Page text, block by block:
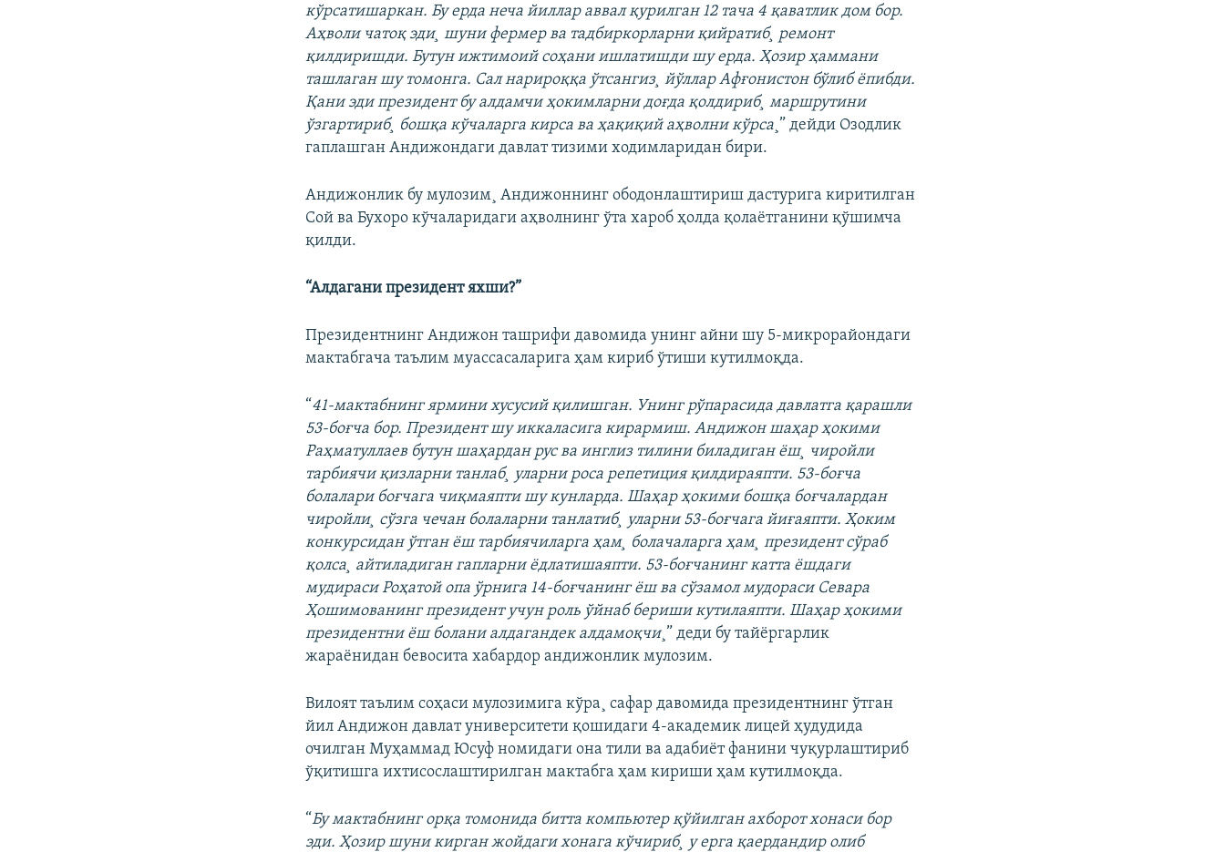
кўрсатишаркан. Бу ерда неча йиллар аввал қурилган 12 тача 4 қаватлик дом бор.
Аҳволи чатоқ эди¸ шуни фермер ва тадбиркорларни қийратиб¸ ремонт
қилдиришди. Бутун ижтимоий соҳани ишлатишди шу ерда. Ҳозир ҳаммани
ташлаган шу томонга. Сал нарироққа ўтсангиз¸ йўллар Афғонистон бўлиб ëпибди.
Қани эди президент бу алдамчи ҳокимларни доғда қолдириб¸ маршрутини
ўзгартириб¸ бошқа кўчаларга кирса ва ҳақиқий аҳволни кўрса¸” дейди Озодлик
гаплашган Андижондаги давлат тизими ходимларидан бири.
Андижонлик бу мулозим¸ Андижоннинг ободонлаштириш дастурига киритилган
Сой ва Бухоро кўчаларидаги аҳволнинг ўта хароб ҳолда қолаëтганини қўшимча
қилди.
“Алдагани президент яхши?”
Президентнинг Андижон ташрифи давомида унинг айни шу 5-микрорайондаги
мактабгача таълим муассасаларига ҳам кириб ўтиши кутилмоқда.
“41-мактабнинг ярмини хусусий қилишган. Унинг рўпарасида давлатга қарашли
53-боғча бор. Президент шу иккаласига кирармиш. Андижон шаҳар ҳокими
Раҳматуллаев бутун шаҳардан рус ва инглиз тилини биладиган ëш¸ чиройли
тарбиячи қизларни танлаб¸ уларни роса репетиция қилдираяпти. 53-боғча
болалари боғчага чиқмаяпти шу кунларда. Шаҳар ҳокими бошқа боғчалардан
чиройли¸ сўзга чечан болаларни танлатиб¸ уларни 53-боғчага йиғаяпти. Ҳоким
конкурсидан ўтган ëш тарбиячиларга ҳам¸ болачаларга ҳам¸ президент сўраб
қолса¸ айтиладиган гапларни ëдлатишаяпти. 53-боғчанинг катта ëшдаги
мудираси Роҳатой опа ўрнига 14-боғчанинг ëш ва сўзамол мудораси Севара
Ҳошимованинг президент учун роль ўйнаб бериши кутилаяпти. Шаҳар ҳокими
президентни ëш болани алдагандек алдамоқчи¸” деди бу тайëргарлик
жараëнидан бевосита хабардор андижонлик мулозим.
Вилоят таълим соҳаси мулозимига кўра¸ сафар давомида президентнинг ўтган
йил Андижон давлат университети қошидаги 4-академик лицей ҳудудида
очилган Муҳаммад Юсуф номидаги она тили ва адабиёт фанини чуқурлаштириб
ўқитишга ихтисослаштирилган мактабга ҳам кириши ҳам кутилмоқда.
“Бу мактабнинг орқа томонида битта компьютер қўйилган ахборот хонаси бор
эди. Ҳозир шуни кирган жойдаги хонага кўчириб¸ у ерга қаердандир олиб